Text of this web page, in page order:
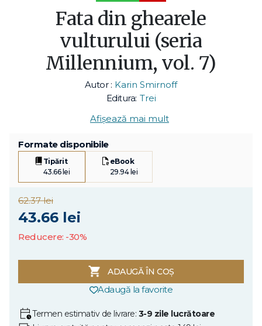
Fata din ghearele
vulturului (seria
Millennium, vol. 7)
Autor : Karin Smirnoff
Editura: Trei
Afișează mai mult
Formate disponibile
Tipărit
43.66 lei
eBook
29.94 lei
62.37 lei
43.66 lei
Reducere: -30%
ADAUGĂ ÎN COȘ
Adaugă la favorite
Termen estimativ de livrare: 3-9 zile lucrătoare